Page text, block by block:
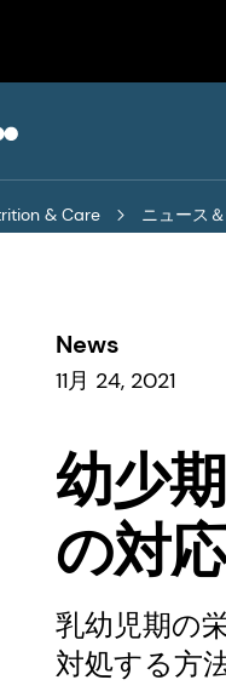
& Care ニュース
News
11月 24, 2021
幼少
の対
乳幼児期の
対処する方